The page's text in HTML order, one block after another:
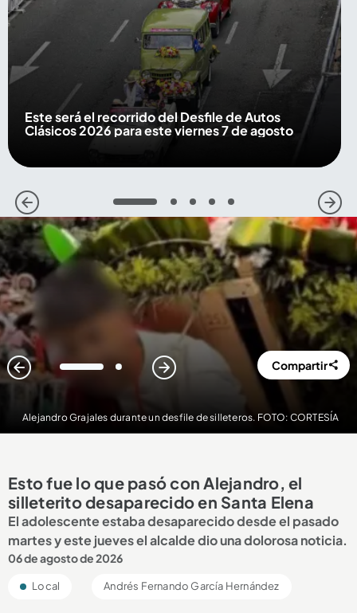
Este será el recorrido del Desfile de Autos
Clásicos 2026 para este viernes 7 de agosto
1 2 3 4 5
Alejandro Grajales durante un desfile de silleteros. FOTO: CORTESÍA
1 2 Compartir
Esto fue lo que pasó con Alejandro, el
silleterito desaparecido en Santa Elena
El adolescente estaba desaparecido desde el pasado
martes y este jueves el alcalde dio una dolorosa noticia.
06 de agosto de 2026
Local Andrés Fernando García Hernández